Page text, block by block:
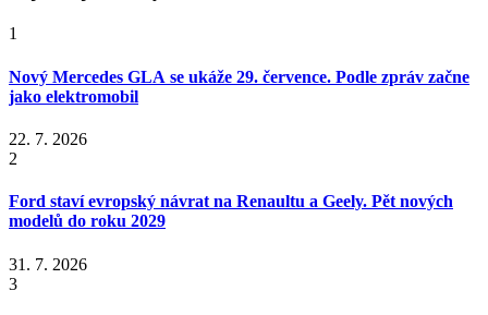
1
Nový Mercedes GLA se ukáže 29. července. Podle zpráv začne
jako elektromobil
22. 7. 2026
2
Ford staví evropský návrat na Renaultu a Geely. Pět nových
modelů do roku 2029
31. 7. 2026
3